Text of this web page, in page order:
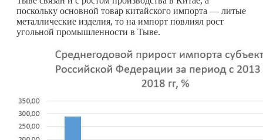
поскольку основной товар китайского импорта — литые
металлические изделия, то на импорт повлиял рост
угольной промышленности в Тыве.